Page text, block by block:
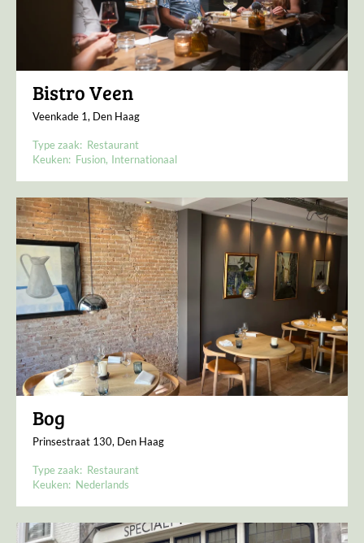
Bistro Veen
Veenkade 1, Den Haag
Type zaak: Restaurant
Keuken: Fusion Internationaal
Bog
Prinsestraat 130, Den Haag
Type zaak: Restaurant
Keuken: Nederlands